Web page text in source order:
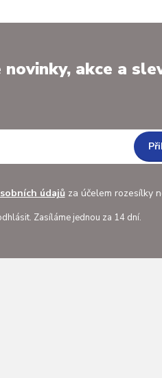
akce a
údajůza účelem rozesílky
Zasíláme jednou za 14 dní.